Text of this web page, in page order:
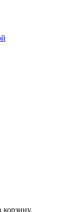
корзину.